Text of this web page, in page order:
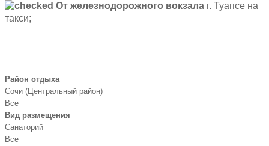
От железнодорожного вокзала г. Туапсе на
такси;
Район отдыха
Сочи (Центральный район)
Все
Вид размещения
Санаторий
Все